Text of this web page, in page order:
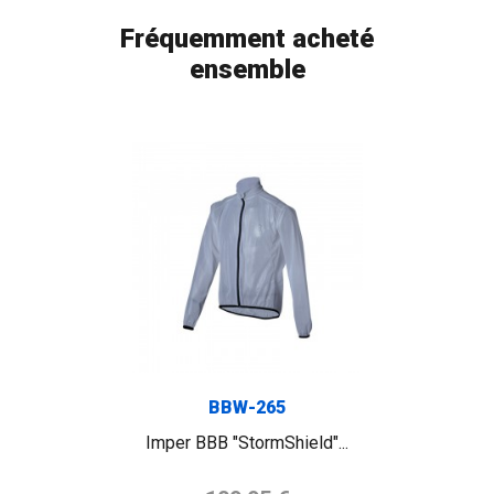
Fréquemment acheté
ensemble
BBW-265
Imper BBB "StormShield"...